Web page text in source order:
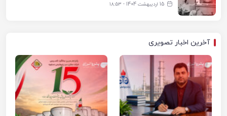
15 اردیبهشت 1404 - ۱۸:۵۳
آخرین اخبار تصویری